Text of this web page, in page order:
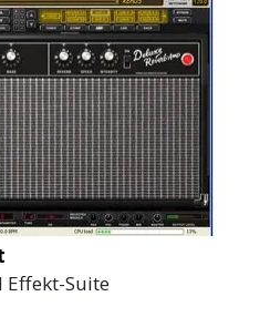
Effekt-Suite